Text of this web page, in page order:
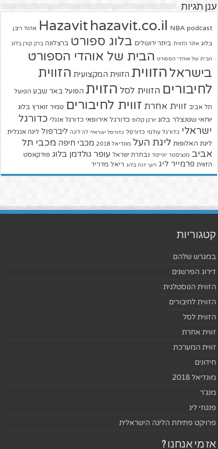
ענן תגיות
Hazavit hazavit.co.il NBA podcast אהוד ריבן
בלוג אתר הזווית ביתר ירושלים בלוג ספורט ברצלונה ברק קורן בלוג
הבית של אוהדי הספורט הבית של אוהדי הספורט
בישראל הזווית הזווית המקצועית הזווית
לחיבורים הזווית לסל הזוית הפועל באר שבע הפועל
תל אביב זווית אחרת זווית לחיבורים טמיר זוארץ בלוג
יוחאי שטנצלר בלוג יורגן קלופ כדורגל אירופאי כדורגל אנגלי כדורגל
ישראלי כדורגל עולמי כדורסל כדורסל ישראלי לה ליגה ליברפול ליגה אנגלית
ליגת האלופות ליגת העל מונדיאל 2018 מכבי חיפה מכבי תל
אביב מנצ'סטר יונייטד נבחרת ישראל עופר גולדמן בלוג פודקאסט
הזווית פרמייר ליג רועי זגה בלוג ריאל מדריד
קטגוריות
במגרש שלהם
דירוג הפרשנים
הזווית הנוסטלגית
הזווית לחיבורים
הזווית לסל
זווית אחרת
זווית המערכת
חידונים
מונדיאל 2018
מנג'ר
פנטזי ליג
פרויקט פתיחת הליגה הישראלית
אז מי אנחנו ?